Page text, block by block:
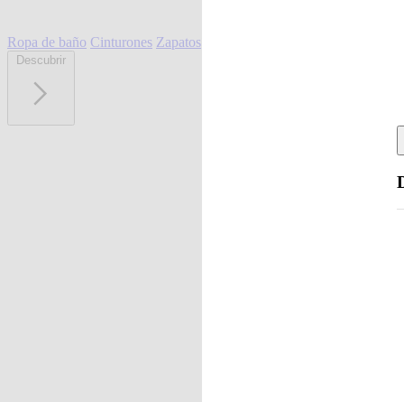
Ropa de baño Cinturones Zapatos
Descubrir